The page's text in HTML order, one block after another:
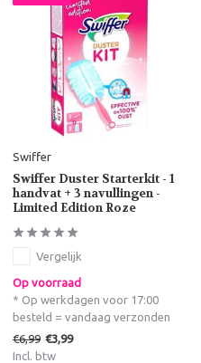
Swiffer
Swiffer Duster Starterkit - 1
handvat + 3 navullingen -
Limited Edition Roze
Vergelijk
Op voorraad
* Op werkdagen voor 17:00
besteld = vandaag verzonden
€6,99 €3,99
Incl. btw